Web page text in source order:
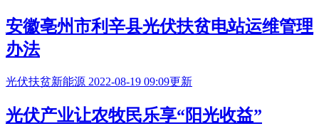
安徽亳州市利辛县光伏扶贫电站运维管理
办法
光伏扶贫新能源 2022-08-19 09:09更新
光伏产业让农牧民乐享“阳光收益”